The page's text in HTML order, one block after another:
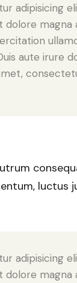
adipisicing
magna
aute irure
luctus
adipisicing
magna